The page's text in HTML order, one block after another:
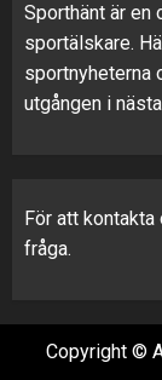
Sporthänt är en
sportälskare.
sportnyheterna
utgången i
För att
fråga.
Copyright ©